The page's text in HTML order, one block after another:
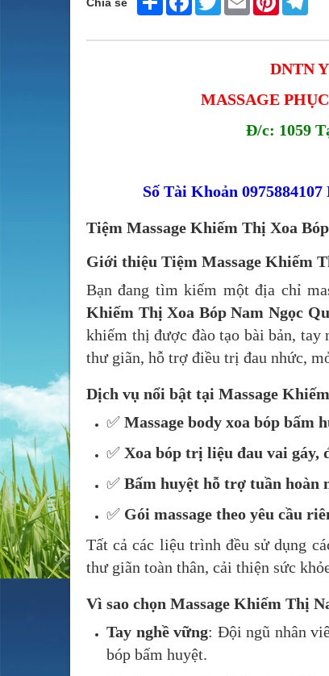
DNTN
MASSAGE
Đ/c: 1059
Số Tài Khoản
Tiệm Massage Khiếm Thị Xoa
Giới thiệu Tiệm Massage Khiếm
Bạn đang tìm kiếm một địa chỉ
Khiếm Thị Xoa Bóp Nam Ngọc
khiếm thị được đào tạo bài bản, tay
thư giãn, hỗ trợ điều trị đau nhức,
Dịch vụ nổi bật tại Massage
✅ Massage body xoa bóp bấm
✅ Xoa bóp trị liệu đau vai gáy,
✅ Bấm huyệt hỗ trợ tuần hoàn
✅ Gói massage theo yêu cầu
Tất cả các liệu trình đều sử dụng
thư giãn toàn thân, cải thiện sức
Vì sao chọn Massage Khiếm Thị
Tay nghề vững: Đội ngũ nhân
bóp bấm huyệt.